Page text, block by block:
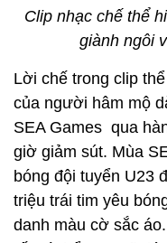
Clip nhạc chế thể
giành ngôi
Lời chế trong clip
của người hâm mộ
SEA Games qua
giờ giảm sút. Mùa
bóng đội tuyển U23
triệu trái tim yêu
danh màu cờ sắc